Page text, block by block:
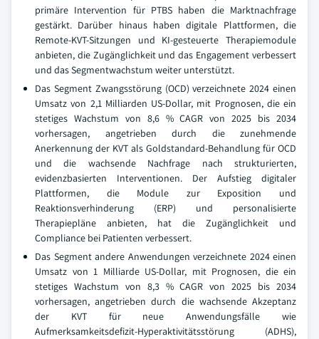
primäre Intervention für PTBS haben die Marktnachfrage
gestärkt. Darüber hinaus haben digitale Plattformen, die
Remote-KVT-Sitzungen und KI-gesteuerte Therapiemodule
anbieten, die Zugänglichkeit und das Engagement verbessert
und das Segmentwachstum weiter unterstützt.
Das Segment Zwangsstörung (OCD) verzeichnete 2024 einen
Umsatz von 2,1 Milliarden US-Dollar, mit Prognosen, die ein
stetiges Wachstum von 8,6 % CAGR von 2025 bis 2034
vorhersagen, angetrieben durch die zunehmende
Anerkennung der KVT als Goldstandard-Behandlung für OCD
und die wachsende Nachfrage nach strukturierten,
evidenzbasierten Interventionen. Der Aufstieg digitaler
Plattformen, die Module zur Exposition und
Reaktionsverhinderung (ERP) und personalisierte
Therapiepläne anbieten, hat die Zugänglichkeit und
Compliance bei Patienten verbessert.
Das Segment andere Anwendungen verzeichnete 2024 einen
Umsatz von 1 Milliarde US-Dollar, mit Prognosen, die ein
stetiges Wachstum von 8,3 % CAGR von 2025 bis 2034
vorhersagen, angetrieben durch die wachsende Akzeptanz
der KVT für neue Anwendungsfälle wie
Aufmerksamkeitsdefizit-Hyperaktivitätsstörung (ADHS),